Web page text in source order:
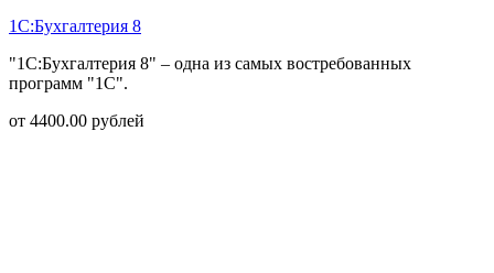
1С:Бухгалтерия 8
"1С:Бухгалтерия 8" – одна из самых востребованных
программ "1С".
от 4400.00 рублей